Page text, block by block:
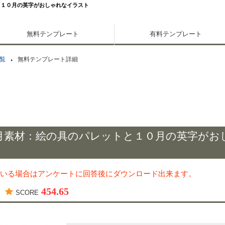
０月の英字がおしゃれなイラスト
無料テンプレート 有料テンプレート
無料テンプレート詳細
材：絵の具のパレットと１０月の英字がお
る場合はアンケートに回答後にダウンロード出来ます。
SCORE 454.65